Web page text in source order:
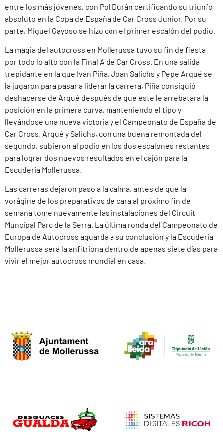
entre los más jóvenes, con Pol Durán certificando su triunfo
absoluto en la Copa de España de Car Cross Junior. Por su
parte, Miguel Gayoso se hizo con el primer escalón del podio.
La magia del autocross en Mollerussa tuvo su fin de fiesta
por todo lo alto con la Final A de Car Cross. En una salida
trepidante en la que Iván Piña, Joan Salichs y Pepe Arqué se
la jugaron para pasar a liderar la carrera, Piña consiguió
deshacerse de Arqué después de que este le arrebatara la
posición en la primera curva, manteniendo el tipo y
llevándose una nueva victoria y el Campeonato de España de
Car Cross. Arqué y Salichs, con una buena remontada del
segundo, subieron al podio en los dos escalones restantes
para lograr dos nuevos resultados en el cajón para la
Escuderia Mollerussa.
Las carreras dejaron paso a la calma, antes de que la
vorágine de los preparativos de cara al próximo fin de
semana tome nuevamente las instalaciones del Circuit
Muncipal Parc de la Serra. La última ronda del Campeonato de
Europa de Autocross aguarda a su conclusión y la Escuderia
Mollerussa será la anfitriona dentro de apenas siete días para
vivir el mejor autocross mundial en casa.